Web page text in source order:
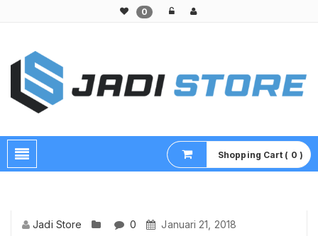
0
Shopping Cart ( 0 )
Jadi Store 0 Januari 21, 2018